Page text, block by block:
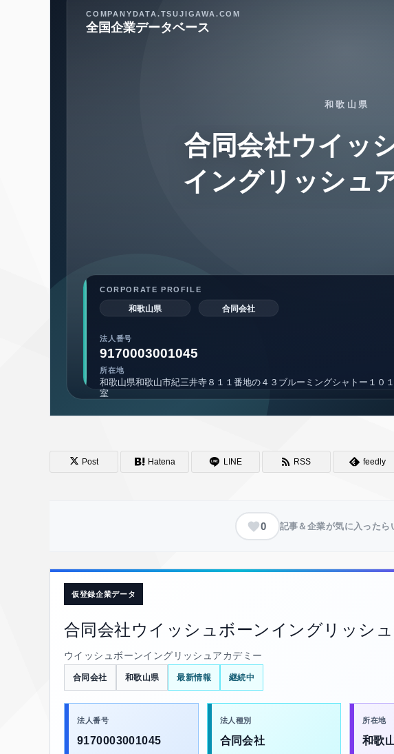
Post Hatena LINE RSS feedly
0 記事＆企業が気に入ったら
仮登録企業データ
合同会社ウイッシュボーンイングリッシ
ウイッシュボーンイングリッシュアカデミー
合同会社 和歌山県 最新情報 継続中
法人番号
9170003001045
法人種別
合同会社
所在地
和歌